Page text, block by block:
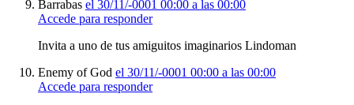
Barrabas el 30/11/-0001 00:00 a las 00:00
Accede para responder
Invita a uno de tus amiguitos imaginarios Lindoman
Enemy of God el 30/11/-0001 00:00 a las 00:00
Accede para responder